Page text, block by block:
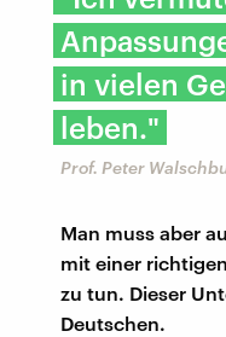
in vielen
leben."
Prof. Peter
Man muss aber
mit einer
zu tun. Dieser
Deutschen.